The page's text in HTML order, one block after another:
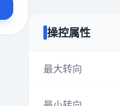
操控属性
最大转向
占比0%，手感占比0%，对抗占比
，颜值占比0%